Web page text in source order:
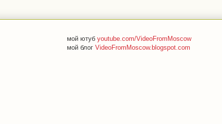
мой ютуб youtube.com/VideoFromMoscow
мой блог VideoFromMoscow.blogspot.com